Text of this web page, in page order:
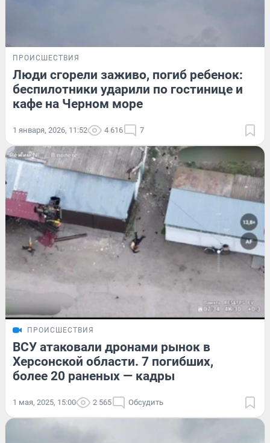
ПРОИСШЕСТВИЯ
Люди сгорели заживо, погиб ребенок:
беспилотники ударили по гостинице и
кафе на Черном море
1 января, 2026, 11:52 4 616 7
ПРОИСШЕСТВИЯ
ВСУ атаковали дронами рынок в
Херсонской области. 7 погибших,
более 20 раненых — кадры
1 мая, 2025, 15:00 2 565 Обсудить